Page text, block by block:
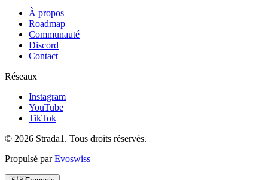
À propos
Roadmap
Communauté
Discord
Contact
Réseaux
Instagram
YouTube
TikTok
© 2026 Strada1. Tous droits réservés.
Propulsé par Evoswiss